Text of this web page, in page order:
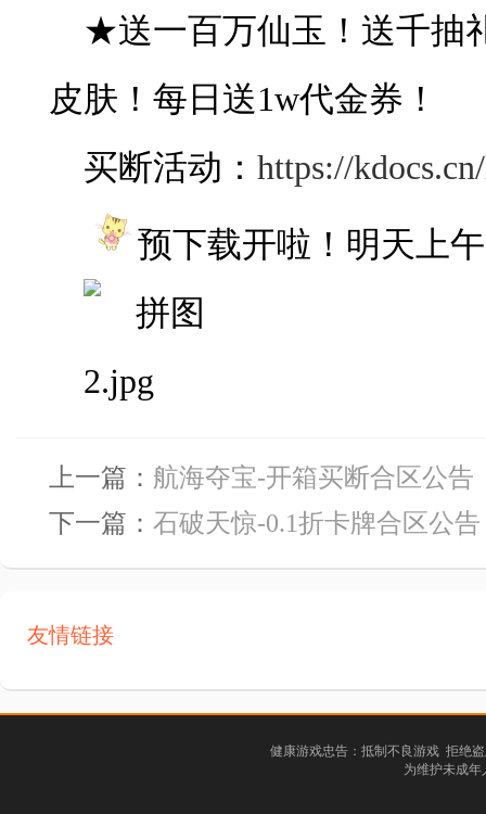
★送一百万仙玉！送千抽
皮肤！每日送1w代金券！
买断活动： https://
预下载开啦！明天上
上一篇： 航海夺宝-开箱买断合区公告
下一篇： 石破天惊-0.1折卡牌合区公告
友情链接
健康游戏忠告：抵制不良游戏 拒绝
为维护未成